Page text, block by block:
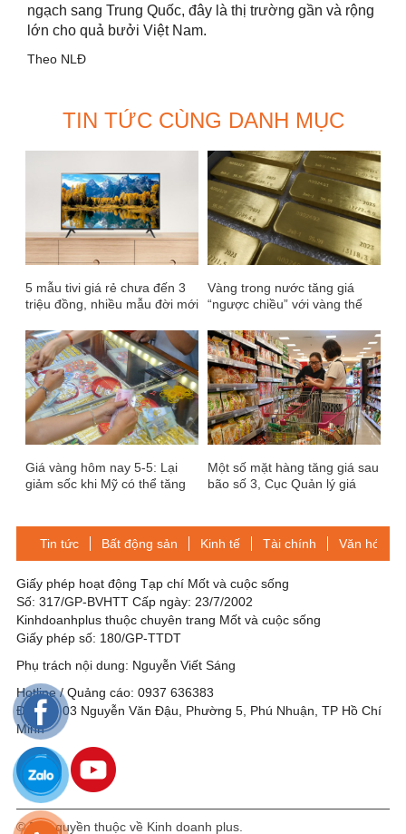
ngạch sang Trung Quốc, đây là thị trường gần và rộng
lớn cho quả bưởi Việt Nam.
Theo NLĐ
TIN TỨC CÙNG DANH MỤC
5 mẫu tivi giá rẻ chưa đến 3
triệu đồng, nhiều mẫu đời mới
giá
Vàng trong nước tăng giá
“ngược chiều” với vàng thế
Giá vàng hôm nay 5-5: Lại
giảm sốc khi Mỹ có thể tăng
Một số mặt hàng tăng giá sau
bão số 3, Cục Quản lý giá
xử lý nghiêm
Tin tức Bất động sản Kinh tế Tài chính Văn hóa-
Giấy phép hoạt động Tạp chí Mốt và cuộc sống
Số: 317/GP-BVHTT Cấp ngày: 23/7/2002
Kinhdoanhplus thuộc chuyên trang Mốt và cuộc sống
Giấy phép số: 180/GP-TTDT
Phụ trách nội dung: Nguyễn Viết Sáng
Hotline / Quảng cáo: 0937 636383
Địa chỉ: 03 Nguyễn Văn Đậu, Phường 5, Phú Nhuận, TP Hồ Chí
Minh
© Bản quyền thuộc về Kinh doanh plus.